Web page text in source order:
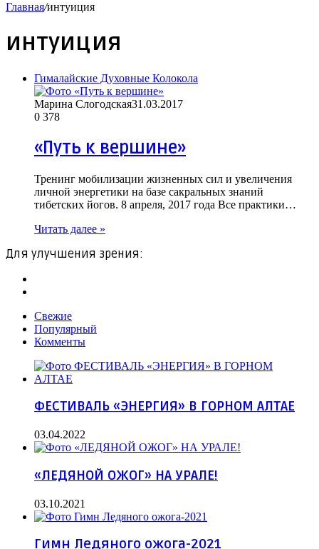
Главная/интуиция
интуиция
Гималайские Духовные Колокола
Марина Слогодская31.03.2017
0 378
«Путь к вершине»
Тренинг мобилизации жизненных сил и увеличения
личной энергетики на базе сакральных знаний
тибетских йогов. 8 апреля, 2017 года Все практики…
Читать далее »
Для улучшения зрения:
Свежие
Популярный
Комменты
ФЕСТИВАЛЬ «ЭНЕРГИЯ» В ГОРНОМ АЛТАЕ
03.04.2022
«ЛЕДЯНОЙ ОЖОГ» НА УРАЛЕ!
03.10.2021
Гимн Ледяного ожога-2021